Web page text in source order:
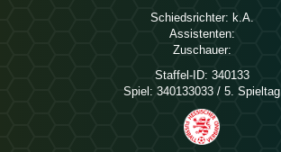
Schiedsrichter: 
Assistenten:
Zuschauer:
Staffel-ID: 340133
Spiel: 340133033 / 5. Spieltag